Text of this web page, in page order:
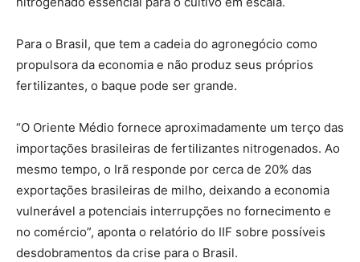
Para o Brasil, que tem a cadeia do agronegócio como
propulsora da economia e não produz seus próprios
fertilizantes, o baque pode ser grande.
“O Oriente Médio fornece aproximadamente um terço das
importações brasileiras de fertilizantes nitrogenados. Ao
mesmo tempo, o Irã responde por cerca de 20% das
exportações brasileiras de milho, deixando a economia
vulnerável a potenciais interrupções no fornecimento e
no comércio”, aponta o relatório do IIF sobre possíveis
desdobramentos da crise para o Brasil.